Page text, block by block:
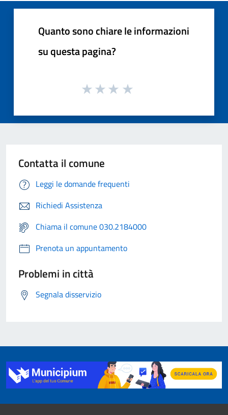
Quanto sono chiare le informazioni
su questa pagina?
Contatta il comune
Leggi le domande frequenti
Richiedi Assistenza
Chiama il comune 030.2184000
Prenota un appuntamento
Problemi in città
Segnala disservizio